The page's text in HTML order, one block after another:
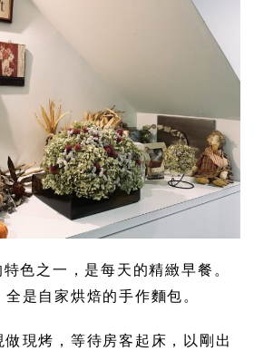
色之一，是每天的精緻早餐。
是自家烘焙的手作麵包。
現烤，等待房客起床，以剛出